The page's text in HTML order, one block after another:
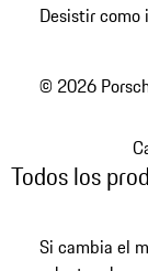
Desistir como
© 2026
Todos los
Si cambia el